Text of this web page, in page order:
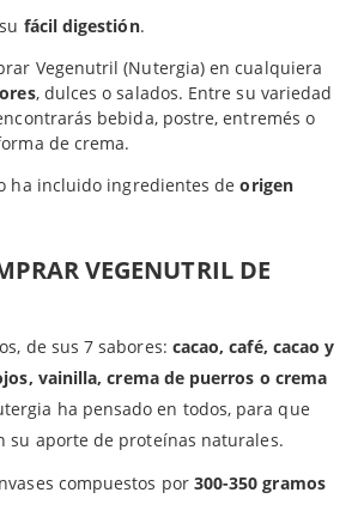
fácil digestión.
Vegenutril (Nutergia) en cualquiera
, dulces o salados. Entre su variedad
bebida, postre, entremés o
de crema.
ha incluido ingredientes deorigen
VEGENUTRIL DE
de sus 7 sabores: cacao, café, cacao y
vainilla, crema de puerros o crema
ha pensado en todos, para que
su aporte de proteínas naturales.
compuestos por 300-350 gramos